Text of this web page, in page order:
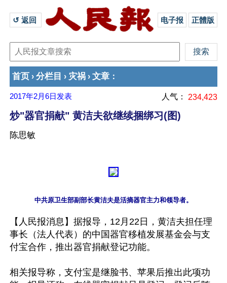
↺ 返回 电子报 正體版
首页 › 分栏目 › 灾祸 › 文章 ：
2017年2月6日 发表 人气： 234,423
炒"器官捐献" 黄洁夫欲继续捆绑习(图)
陈思敏
【人民报消息】据报导，12月22日，黄洁夫担任理
事长（法人代表）的中国器官移植发展基金会与支
付宝合作，推出器官捐献登记功能。
相关报导称，支付宝是继脸书、苹果后推出此项功